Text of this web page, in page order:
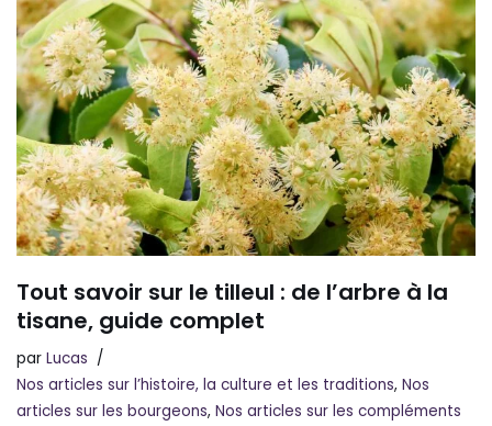
Tout savoir sur le tilleul : de l’arbre à la
tisane, guide complet
par Lucas
Nos articles sur l’histoire, la culture et les traditions, Nos
articles sur les bourgeons, Nos articles sur les compléments